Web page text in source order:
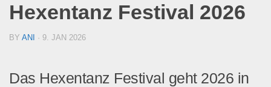
Hexentanz Festival 2026
BY ANI · 9. JAN 2026
Das Hexentanz Festival geht 2026 in